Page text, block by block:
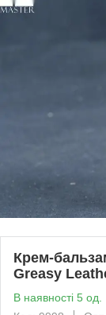
Крем-
Greasy
В наявності 5 од.